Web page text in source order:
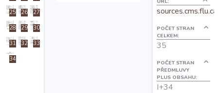
Nápověda
25 26 27
28 29 30
31 32 33
34
POČET STRAN
CELKEM:
35
POČET STRAN
PŘEDMLUVY
PLUS OBSAHU:
I+34